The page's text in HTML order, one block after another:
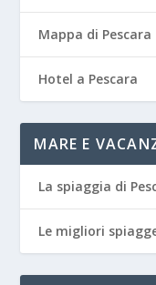
Mappa di Pescara
Hotel a Pescara
MARE E
La spiaggia di
Le migliori